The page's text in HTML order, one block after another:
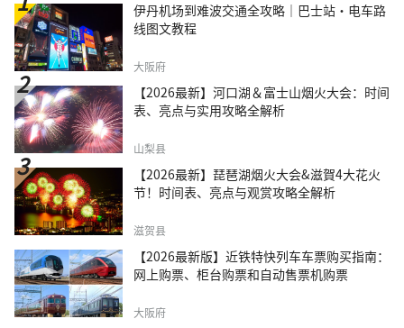
伊丹机场到难波交通全攻略｜巴士站・电车路
线图文教程
大阪府
【2026最新】河口湖＆富士山烟火大会：时间
表、亮点与实用攻略全解析
山梨县
【2026最新】琵琶湖烟火大会&滋賀4大花火
节！时间表、亮点与观赏攻略全解析
滋贺县
【2026最新版】近铁特快列车车票购买指南：
网上购票、柜台购票和自动售票机购票
大阪府